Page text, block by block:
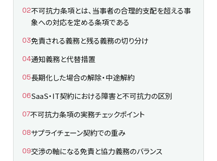
不可抗力条項とは、当事者の合理的支配を超える事
象への対応を定める条項である
免責される義務と残る義務の切り分け
通知義務と代替措置
長期化した場合の解除・中途解約
SaaS・IT契約における障害と不可抗力の区別
不可抗力条項の実務チェックポイント
サプライチェーン契約での重み
交渉の軸になる免責と協力義務のバランス